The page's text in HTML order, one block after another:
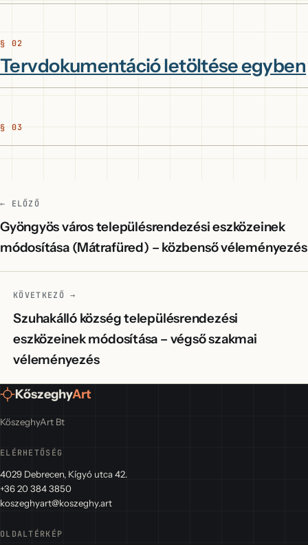
Tervdokumentáció letöltése egyben
← ELŐZŐ
Gyöngyös város településrendezési eszközeinek
módosítása (Mátrafüred) – közbenső véleményezés
KÖVETKEZŐ →
Szuhakálló község településrendezési
eszközeinek módosítása – végső szakmai
véleményezés
KőszeghyArt
KőszeghyArt Bt
ELÉRHETŐSÉG
4029 Debrecen, Kígyó utca 42.
+36 20 384 3850
koszeghyart@koszeghy.art
OLDALTÉRKÉP